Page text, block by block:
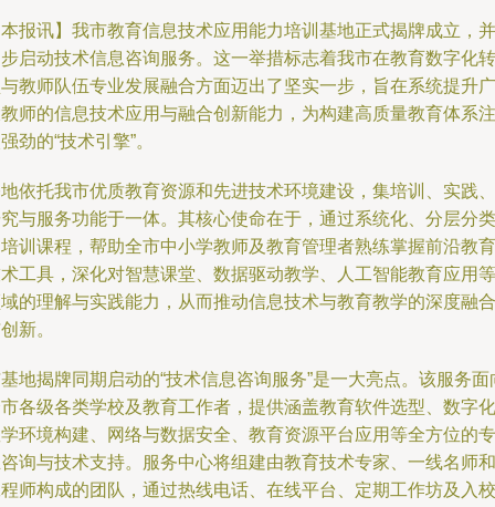
报讯】我市教育信息技术应用能力培训基地正式揭牌成立，并
启动技术信息咨询服务。这一举措标志着我市在教育数字化转
教师队伍专业发展融合方面迈出了坚实一步，旨在系统提升广
师的信息技术应用与融合创新能力，为构建高质量教育体系注
劲的“技术引擎”。
依托我市优质教育资源和先进技术环境建设，集培训、实践、
与服务功能于一体。其核心使命在于，通过系统化、分层分类
训课程，帮助全市中小学教师及教育管理者熟练掌握前沿教育
工具，深化对智慧课堂、数据驱动教学、人工智能教育应用等
的理解与实践能力，从而推动信息技术与教育教学的深度融合
新。
地揭牌同期启动的“技术信息咨询服务”是一大亮点。该服务面
各级各类学校及教育工作者，提供涵盖教育软件选型、数字化
环境构建、网络与数据安全、教育资源平台应用等全方位的专
询与技术支持。服务中心将组建由教育技术专家、一线名师和
师构成的团队，通过热线电话、在线平台、定期工作坊及入校